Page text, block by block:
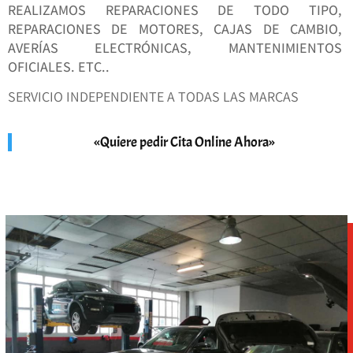
REALIZAMOS REPARACIONES DE TODO TIPO,
REPARACIONES DE MOTORES, CAJAS DE CAMBIO,
AVERÍAS ELECTRÓNICAS, MANTENIMIENTOS
OFICIALES. ETC..
SERVICIO INDEPENDIENTE A TODAS LAS MARCAS
«Quiere pedir Cita Online Ahora»